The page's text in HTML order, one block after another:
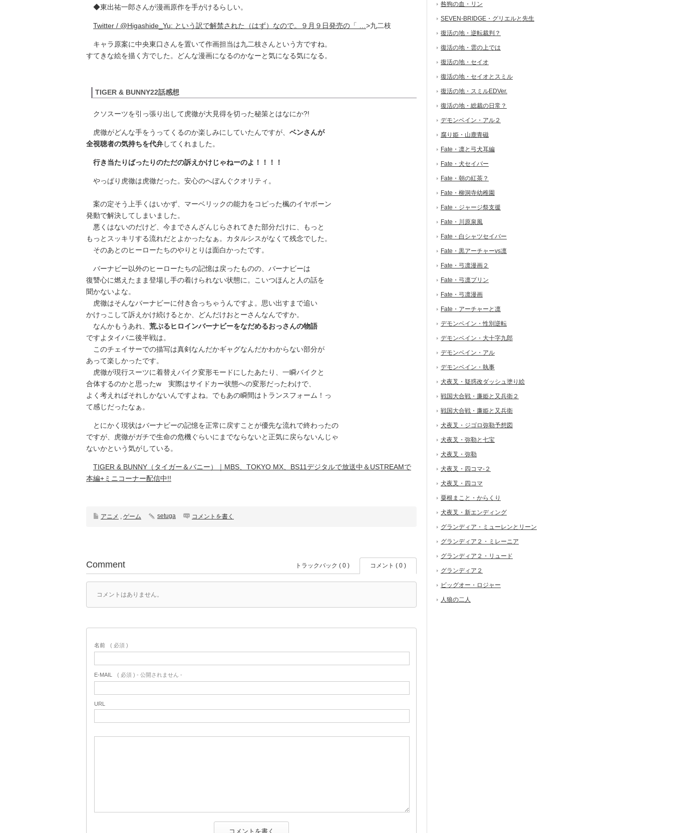
◆東出祐一郎さんが漫画原作を手がけるらしい。
Twitter / @Higashide_Yu: という訳で解禁された（はず）なので。９月９日発売の「 … >九二枝
キャラ原案に中央東口さんを置いて作画担当は九二枝さんという方ですね。
すてきな絵を描く方でした。どんな漫画になるのかなーと気になる気になる。
TIGER & BUNNY22話感想
クソスーツを引っ張り出して虎徹が大見得を切った秘策とはなにか?!
虎徹がどんな手をうってくるのか楽しみにしていたんですが、 ベンさんが
全視聴者の気持ちを代弁してくれました。
行き当たりばったりのただの訴えかけじゃねーのよ！！！！
やっぱり虎徹は虎徹だった。安心のへぼんぐクオリティ。
案の定そう上手くはいかず、マーベリックの能力をコピった楓のイヤボーン
発動で解決してしまいました。
悪くはないのだけど、今までさんざんじらされてきた部分だけに、もっと
もっとスッキリする流れだとよかったなぁ。カタルシスがなくて残念でした。
そのあとのヒーローたちのやりとりは面白かったです。
バーナビー以外のヒーローたちの記憶は戻ったものの、バーナビーは
復讐心に燃えたまま登場し手の着けられない状態に。こいつほんと人の話を
聞かないよな。
虎徹はそんなバーナビーに付き合っちゃうんですよ。思い出すまで追い
かけっこして訴えかけ続けるとか、どんだけおとーさんなんですか。
なんかもうあれ、 荒ぶるヒロインバーナビーをなだめるおっさんの物語
ですよタイバニ後半戦は。
このチェイサーでの描写は真剣なんだかギャグなんだかわからない部分が
あって楽しかったです。
虎徹が現行スーツに着替えバイク変形モードにしたあたり、一瞬バイクと
合体するのかと思ったw 実際はサイドカー状態への変形だったわけで、
よく考えればそれしかないんですよね。でもあの瞬間はトランスフォーム！っ
て感じだったなぁ。
とにかく現状はバーナビーの記憶を正常に戻すことが優先な流れで終わったの
ですが、虎徹がガチで生命の危機ぐらいにまでならないと正気に戻らないんじゃ
ないかという気がしている。
TIGER & BUNNY（タイガー＆バニー）｜MBS、TOKYO MX、BS11デジタルで放送中＆USTREAMで
本編+ミニコーナー配信中!!
アニメ , ゲーム setuga コメントを書く
Comment トラックバック ( 0 ) コメント ( 0 )
コメントはありません。
名前 ( 必須 )
E-MAIL ( 必須 ) - 公開されません -
URL
咎狗の血・リン
SEVEN-BRIDGE・グリエルと先生
復活の地・逆転裁判？
復活の地・雲の上では
復活の地・セイオ
復活の地・セイオとスミル
復活の地・スミルEDVer.
復活の地・総裁の日常？
デモンベイン・アル２
腐り姫・山鹿青磁
Fate・凛と弓犬耳編
Fate・犬セイバー
Fate・朝の紅茶？
Fate・柳洞寺幼稚園
Fate・ジャージ祭支援
Fate・川原泉風
Fate・白シャツセイバー
Fate・黒アーチャーvs凛
Fate・弓凛漫画２
Fate・弓凛プリン
Fate・弓凛漫画
Fate・アーチャーと凛
デモンベイン・性別逆転
デモンベイン・大十字九郎
デモンベイン・アル
デモンベイン・執事
犬夜叉・疑惑改ダッシュ塗り絵
戦国大合戦・廉姫と又兵衛２
戦国大合戦・廉姫と又兵衛
犬夜叉・ジゴロ弥勒予想図
犬夜叉・弥勒と七宝
犬夜叉・弥勒
犬夜叉・四コマ-２
犬夜叉・四コマ
粟根まこと・からくり
犬夜叉・新エンディング
グランディア・ミューレンとリーン
グランディア２・ミレーニア
グランディア２・リュード
グランディア２
ビッグオー・ロジャー
人狼の二人